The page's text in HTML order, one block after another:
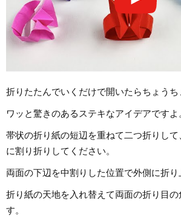
折りたたんでいくだけで開いたらちょうち
ワッと驚きのあるステキなアイデアですよ
帯状の折り紙の短辺を重ねて二つ折りし
に割り折りしてください。
両面の下辺を中割りした位置で外側に折り
折り紙の天地を入れ替えて両面の折り目の
す。